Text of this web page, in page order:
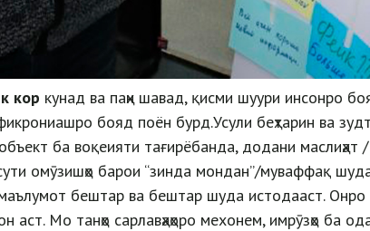
кор кунад ва паҳн шавад, қисми шуури инсонро
бояд поён бурд.Усули беҳтарин ва
ба воқеияти тағирёбанда, додани маслиҳат
омӯзишҳо барои “зинда мондан”/муваффақ
бештар ва бештар шуда истодааст. Онро
аст. Мо танҳо сарлавҳаҳоро мехонем, имрӯзҳо ба